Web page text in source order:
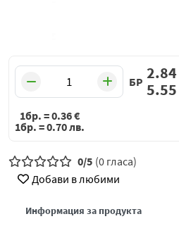
БР 2.84
5.55
1бр. =0.36€
1бр. =0.70лв.
0/5 (0 гласа)
Добави в любими
Информация за продукта